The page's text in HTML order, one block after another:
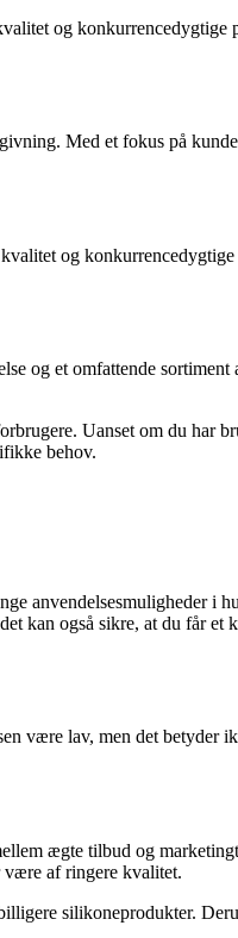
og
Med et fokus på
og
og et omfattende
Uanset om du har
behov.
anvendelsesmuligheder i
kan også sikre, at du får et
være lav, men det betyder
ægte tilbud og
af ringere kvalitet.
silikoneprodukter.